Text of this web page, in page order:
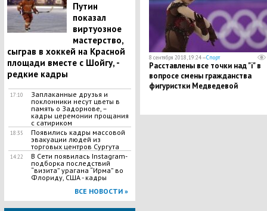
Путин
показал
виртуозное
мастерство,
сыграв в хоккей на Красной
площади вместе с Шойгу, -
редкие кадры
17:10
Заплаканные друзья и
поклонники несут цветы в
память о Задорнове, –
кадры церемонии прощания
с сатириком
18:35
Появились кадры массовой
эвакуации людей из
торговых центров Сургута
14:22
В Сети появилась Іnstagram-
подборка последствий
“визита” урагана “Ирма” во
Флориду, США - кадры
ВСЕ НОВОСТИ »
8 сентября 2018, 19:24 —Спорт
Расставлены все точки над "і" в
вопросе смены гражданства
фигуристки Медведевой